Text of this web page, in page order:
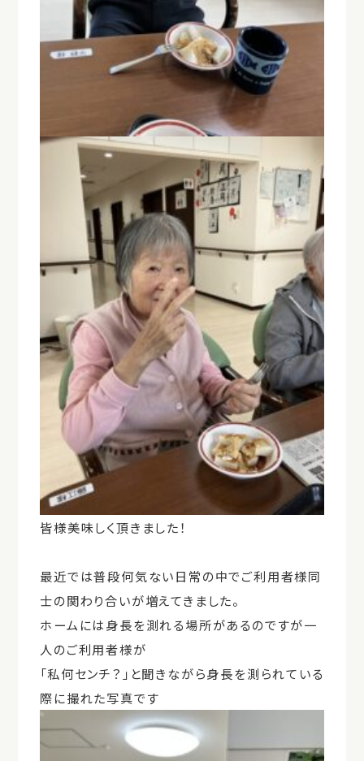
皆様美味しく頂きました！
最近では普段何気ない日常の中でご利用者様同
士の関わり合いが増えてきました。
ホームには身長を測れる場所があるのですが一
人のご利用者様が
「私何センチ？」と聞きながら身長を測られている
際に撮れた写真です